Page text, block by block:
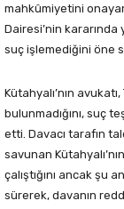
mahkûmiyetini
Dairesi’nin kararında
suç işlemediğini öne
Kütahyalı’nın
bulunmadığını, suç
etti. Davacı tarafın
savunan
çalıştığını ancak şu
sürerek, davanın